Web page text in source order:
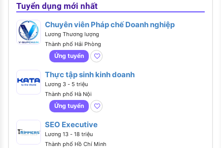
Tuyển dụng mới nhất
Chuyên viên Pháp chế Doanh nghiệp
Lương Thương lượng
Thành phố Hải Phòng
Ứng tuyển
Thực tập sinh kinh doanh
Lương 3 - 5 triệu
Thành phố Hà Nội
Ứng tuyển
SEO Executive
Lương 13 - 18 triệu
Thành phố Hồ Chí Minh